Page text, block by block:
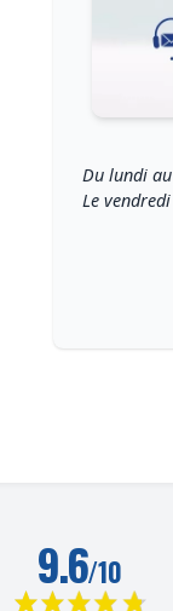
Du lundi
Le